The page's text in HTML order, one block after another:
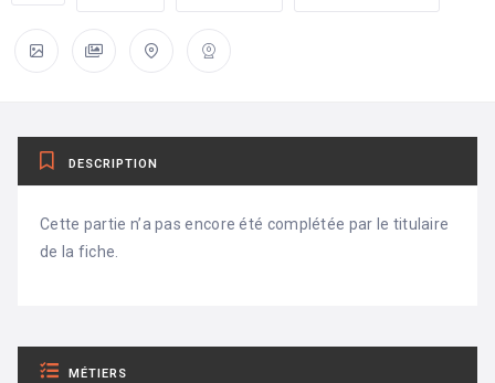
DESCRIPTION
Cette partie n’a pas encore été complétée par le titulaire
de la fiche.
MÉTIERS